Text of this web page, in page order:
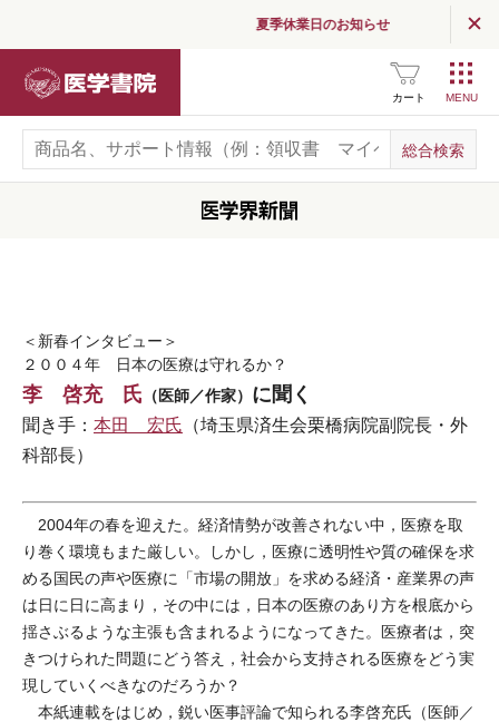
夏季休業日のお知らせ
カート
＜新春インタビュー＞
２００４年 日本の医療は守れるか？
李 啓充 氏 （医師／作家） に聞く
聞き手： 本田 宏氏 （埼玉県済生会栗橋病院副院長・外
科部長）
2004年の春を迎えた。経済情勢が改善されない中，医療を取
り巻く環境もまた厳しい。しかし，医療に透明性や質の確保を求
める国民の声や医療に「市場の開放」を求める経済・産業界の声
は日に日に高まり，その中には，日本の医療のあり方を根底から
揺さぶるような主張も含まれるようになってきた。医療者は，突
きつけられた問題にどう答え，社会から支持される医療をどう実
現していくべきなのだろうか？
本紙連載をはじめ，鋭い医事評論で知られる李啓充氏（医師／